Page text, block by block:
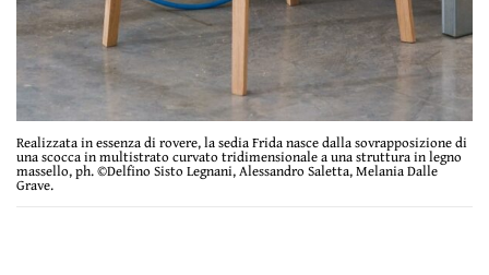
Realizzata in essenza di rovere, la sedia Frida nasce dalla sovrapposizione di
una scocca in multistrato curvato tridimensionale a una struttura in legno
massello, ph. ©Delfino Sisto Legnani, Alessandro Saletta, Melania Dalle
Grave.